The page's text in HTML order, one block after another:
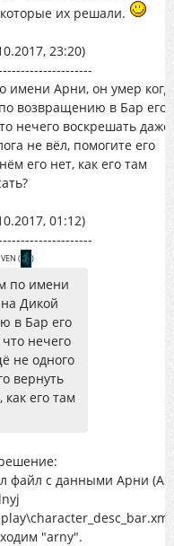
их решали.
23:20)
имени Арни, он умер
возвращению в Бар его
нечего воскрешать даже.
не вёл, помогите его
его нет, как его там
01:12)
( )
по имени
Дикой
в Бар его
нечего
не одного
вернуть
его там
файл с данными Арни
"arny".